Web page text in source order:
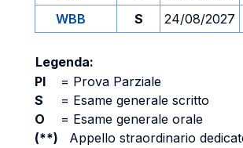
WBB
S 24/08/2027
Legenda:
PI
= Prova Parziale
S
= Esame generale scritto
O
= Esame generale orale
(**)
Appello straordinario